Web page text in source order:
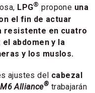
LPG® propone una
el fin de actuar
resistente en cuatro
abdomen y la
y los muslos.
ajustes del cabezal
Alliance® trabajarán